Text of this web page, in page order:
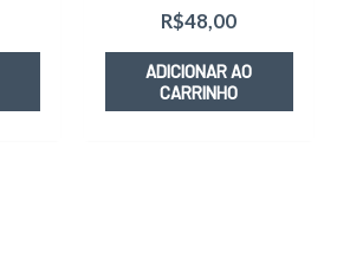
R$48,00
ADICIONAR AO
CARRINHO